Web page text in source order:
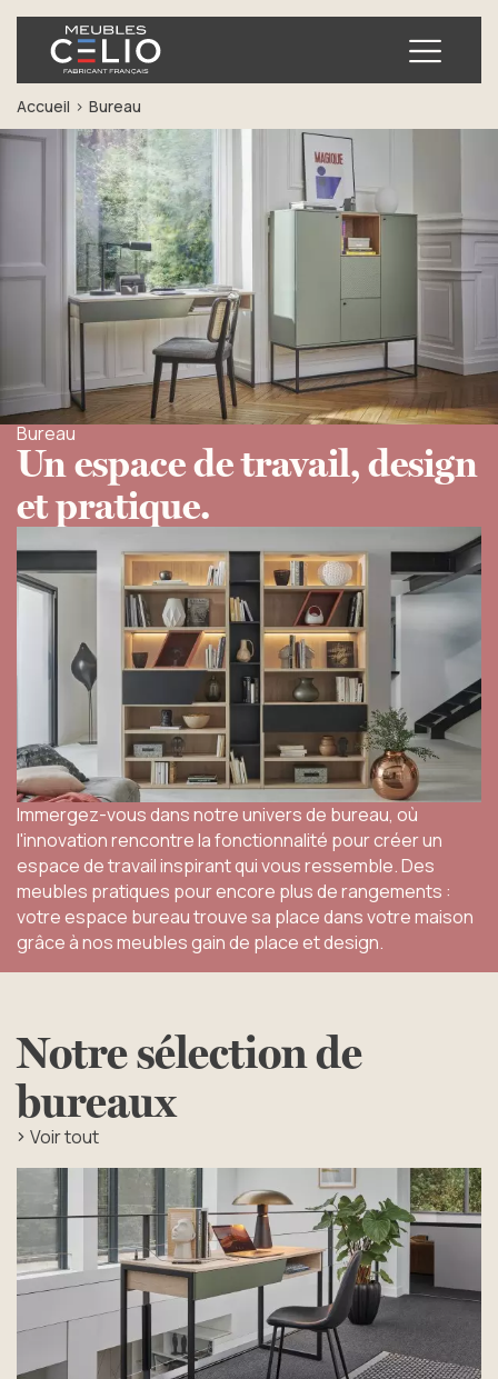
Accueil Bureau
Bureau
Un espace de travail, design
et pratique.
Immergez-vous dans notre univers de bureau, où
l'innovation rencontre la fonctionnalité pour créer un
espace de travail inspirant qui vous ressemble. Des
meubles pratiques pour encore plus de rangements :
votre espace bureau trouve sa place dans votre maison
grâce à nos meubles gain de place et design.
Notre sélection de
bureaux
Voir tout